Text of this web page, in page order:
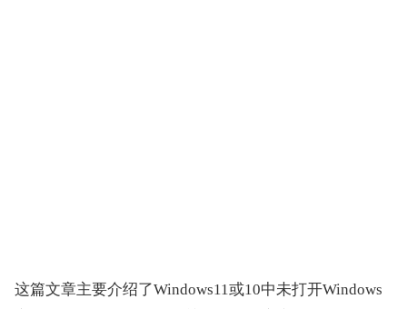
这篇文章主要介绍了Windows11或10中未打开Windows